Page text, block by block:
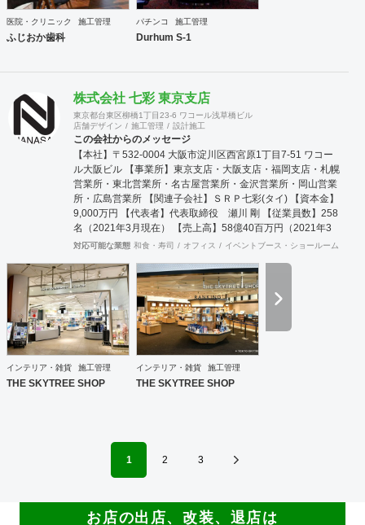
医院・クリニック 施工管理
ふじおか歯科
パチンコ 施工管理
Durhum S-1
株式会社 七彩 東京支店
東京都台東区柳橋1丁目23-6 ワコール浅草橋ビル
店舗デザイン
施工管理 設計施工
この会社からのメッセージ
【本社】〒532-0004 大阪市淀川区西宮原1丁目7-51 ワコー
ル大阪ビル 【事業所】東京支店・大阪支店・福岡支店・札幌
営業所・東北営業所・名古屋営業所・金沢営業所・岡山営業
所・広島営業所 【関連子会社】ＳＲＰ七彩(タイ) 【資本金】
9,000万円 【代表者】代表取締役 瀬川 剛 【従業員数】258
名（2021年3月現在） 【売上高】58億40百万円（2021年3
月期） 【主要得意先】全国主要百貨店、アパレルメーカー、
ェーン店、デザイン設計事務所、各種学校、病医院な
ど
対応可能な業態 和食・寿司 オフィス イベントブース・ショールーム
インテリア・雑貨 施工管理
THE SKYTREE SHOP
インテリア・雑貨 施工管理
THE SKYTREE SHOP
1 2 3
お店の出店、改装、退店は